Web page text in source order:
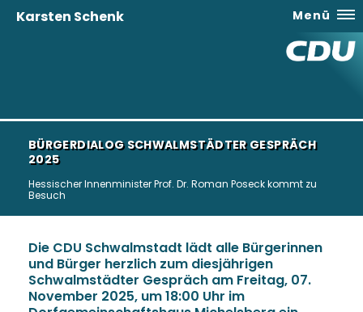
Karsten Schenk Menü
BÜRGERDIALOG SCHWALMSTÄDTER GESPRÄCH
2025
Hessischer Innenminister Prof. Dr. Roman Poseck kommt zu
Besuch
Die CDU Schwalmstadt lädt alle Bürgerinnen
und Bürger herzlich zum diesjährigen
Schwalmstädter Gespräch am Freitag, 07.
November 2025, um 18:00 Uhr im